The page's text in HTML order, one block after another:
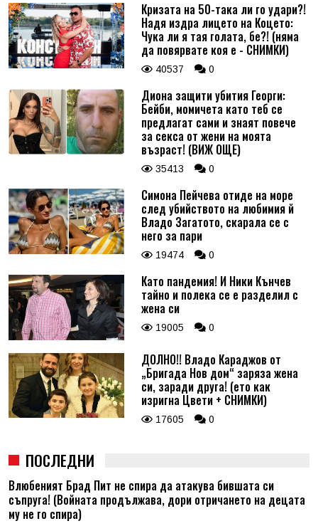
Кризата на 50-така ли го удари?!
Надя издра лицето на Коцето:
Чука ли я тая голата, бе?! (няма
да повярвате коя е - СНИМКИ)
40537 0
Диона защити убития Георги:
Бейби, момичета като теб се
предлагат сами и знаят повече
за секса от жени на моята
възраст! (ВИЖ ОЩЕ)
35413 0
Симона Пейчева отиде на море
след убийството на любимия й
Владо Загатото, скарала се с
него за пари
19474 0
Като пандемия! И Ники Кънчев
тайно и полека се е разделил с
жена си
19005 0
ДОЛНО!! Владо Караджов от
„Бригада Нов дом“ заряза жена
си, заради друга! (ето как
изригна Цвети + СНИМКИ)
17605 0
ПОСЛЕДНИ
Влюбеният Брад Пит не спира да атакува бившата си
съпруга! (Войната продължава, дори отричането на децата
му не го спира)